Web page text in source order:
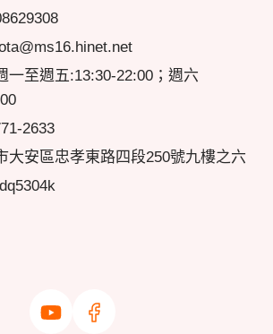
一至週五:13:30-22:00；週六
2633
大安區忠孝東路四段250號九樓之六